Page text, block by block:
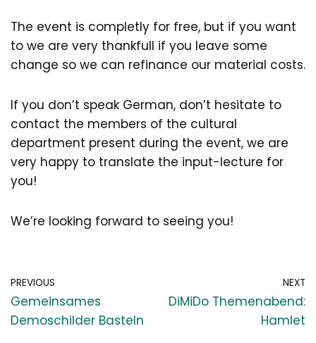
The event is completly for free, but if you want
to we are very thankfull if you leave some
change so we can refinance our material costs.
If you don’t speak German, don’t hesitate to
contact the members of the cultural
department present during the event, we are
very happy to translate the input-lecture for
you!
We’re looking forward to seeing you!
PREVIOUS
Gemeinsames
Demoschilder Basteln
NEXT
DiMiDo Themenabend:
Hamlet